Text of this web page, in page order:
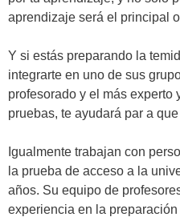
aprendizaje será el principal
Y si estás preparando la
integrarte en uno de sus
profesorado y el más experto
pruebas, te ayudará par a
Igualmente trabajan con
la prueba de acceso a la
años. Su equipo de
experiencia en la